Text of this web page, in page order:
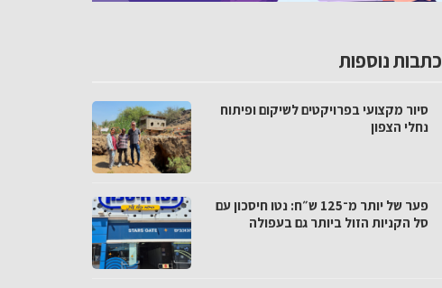
כתבות נוספות
סיור מקצועי בפרויקטים לשיקום ופיתוח
נחלי הצפון
פער של יותר מ־125 ש״ח: נטו חיסכון עם
סל הקניות הזול ביותר גם בעפולה